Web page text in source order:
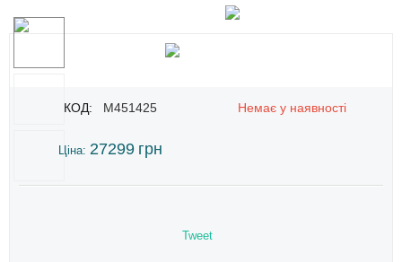
КОД: M451425 Немає у наявності
Ціна: 27299 грн
Tweet